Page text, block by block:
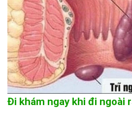
Đi khám ngay khi đi ngoài